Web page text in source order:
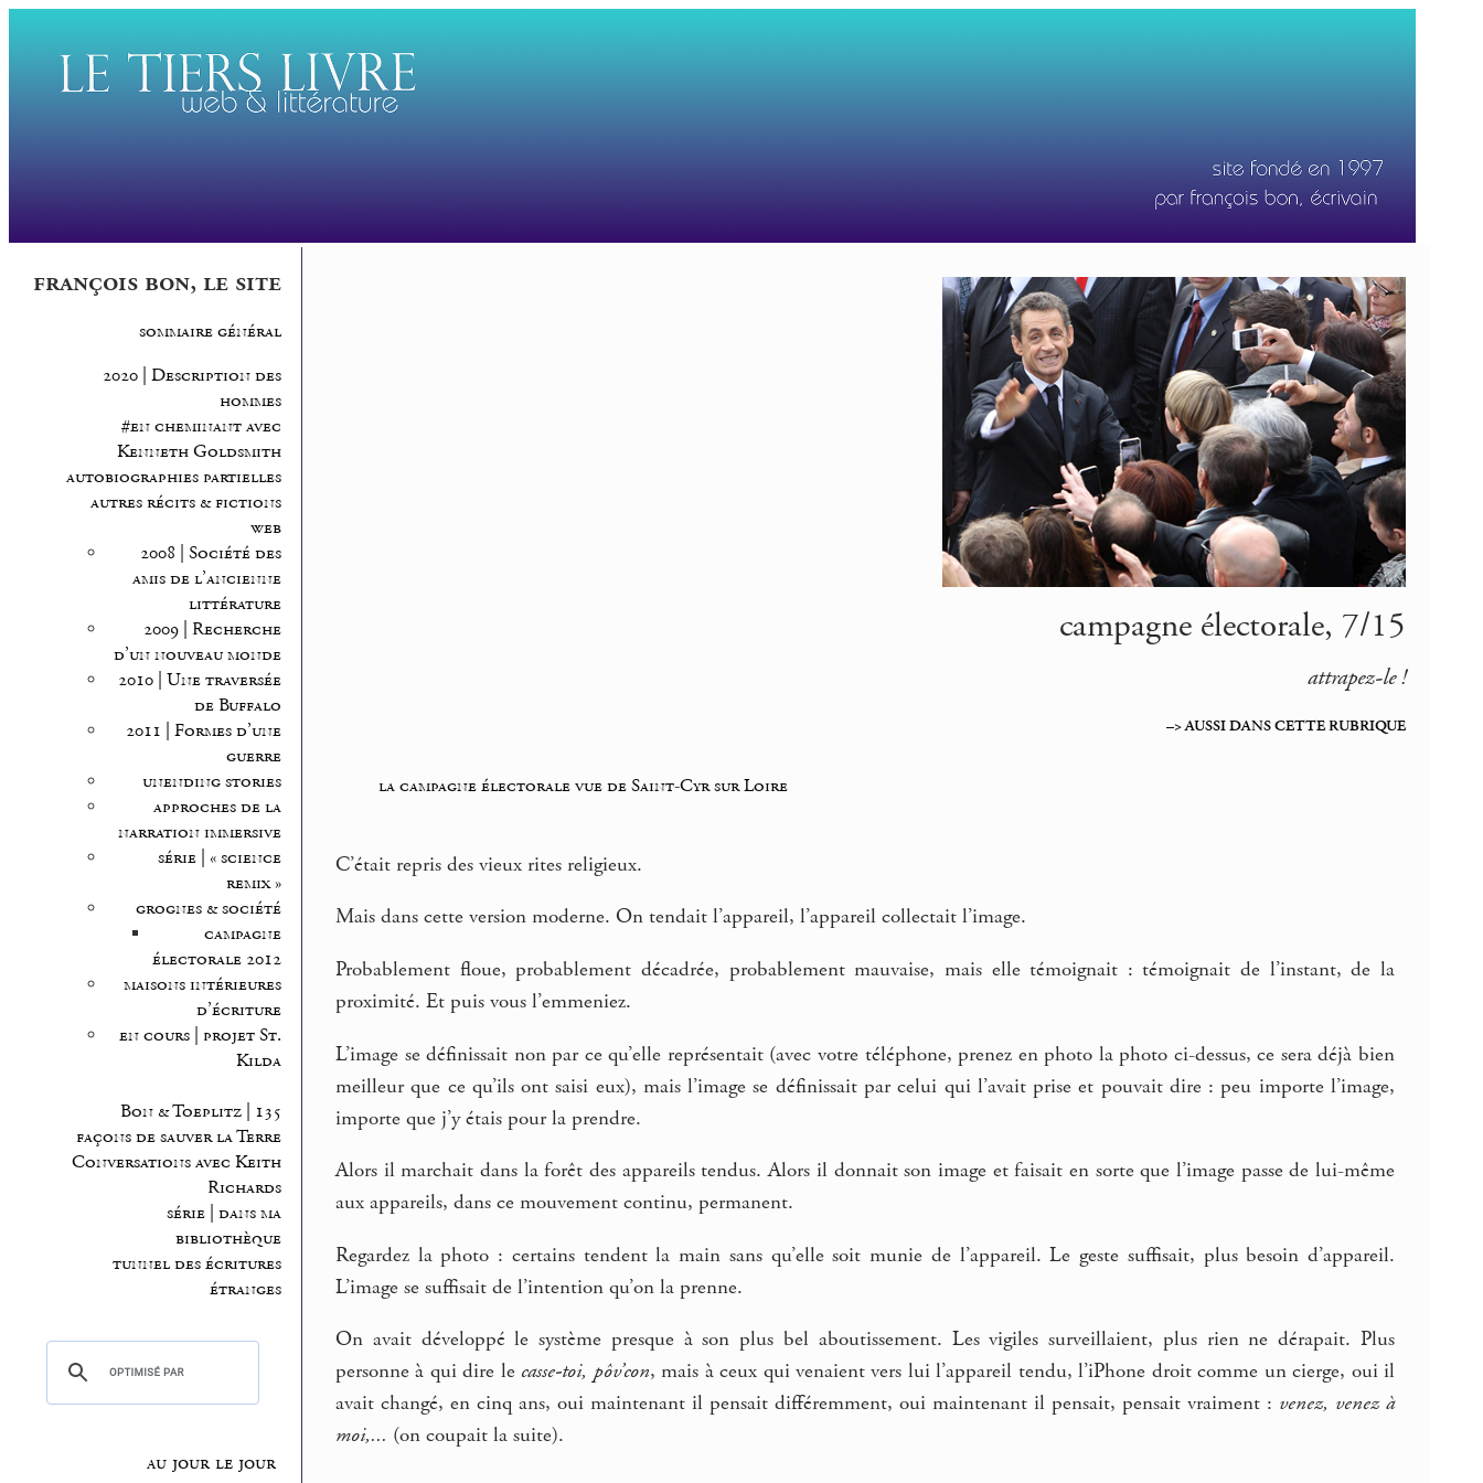
françois bon, le site
sommaire général
2020 | Description des
hommes
#en cheminant avec
Kenneth Goldsmith
autobiographies partielles
autres récits & fictions
web
2008 | Société des
amis de l’ancienne
littérature
2009 | Recherche
d’un nouveau monde
2010 | Une traversée
de Buffalo
2011 | Formes d’une
guerre
unending stories
approches de la
narration immersive
série | « science
remix »
grognes & société
campagne
électorale 2012
maisons intérieures
d’écriture
en cours | projet St.
Kilda
Bon & Toeplitz | 135
façons de sauver la Terre
Conversations avec Keith
Richards
série | dans ma
bibliothèque
tunnel des écritures
étranges
au jour le jour
campagne électorale, 7/15
attrapez-le !
–> AUSSI DANS CETTE RUBRIQUE
la campagne électorale vue de Saint-Cyr sur Loire
C’était repris des vieux rites religieux.
Mais dans cette version moderne. On tendait l’appareil, l’appareil collectait l’image.
Probablement floue, probablement décadrée, probablement mauvaise, mais elle témoignait : témoignait de l’instant, de la
proximité. Et puis vous l’emmeniez.
L’image se définissait non par ce qu’elle représentait (avec votre téléphone, prenez en photo la photo ci-dessus, ce sera déjà bien
meilleur que ce qu’ils ont saisi eux), mais l’image se définissait par celui qui l’avait prise et pouvait dire : peu importe l’image,
importe que j’y étais pour la prendre.
Alors il marchait dans la forêt des appareils tendus. Alors il donnait son image et faisait en sorte que l’image passe de lui-même
aux appareils, dans ce mouvement continu, permanent.
Regardez la photo : certains tendent la main sans qu’elle soit munie de l’appareil. Le geste suffisait, plus besoin d’appareil.
L’image se suffisait de l’intention qu’on la prenne.
On avait développé le système presque à son plus bel aboutissement. Les vigiles surveillaient, plus rien ne dérapait. Plus
personne à qui dire le casse-toi, pôv’con, mais à ceux qui venaient vers lui l’appareil tendu, l’iPhone droit comme un cierge, oui il
avait changé, en cinq ans, oui maintenant il pensait différemment, oui maintenant il pensait, pensait vraiment : venez, venez à
moi,... (on coupait la suite).